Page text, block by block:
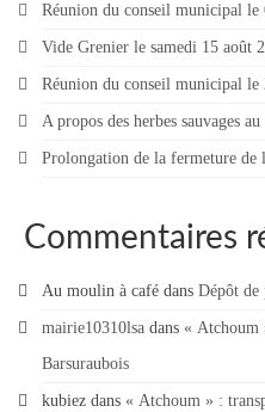
Les réunions du
Les réunions du
Vie scolaire
Scolarité
Vie associative
Réunion du conseil municipal le
Vide Grenier le samedi 15 août
Réunion du conseil municipal
A propos des herbes sauvages
Prolongation de la fermeture de
Commentaires
Au moulin à café dans Dépôt de
mairie10310lsa dans « Atchoum
Barsuraubois
kubiez dans « Atchoum » :